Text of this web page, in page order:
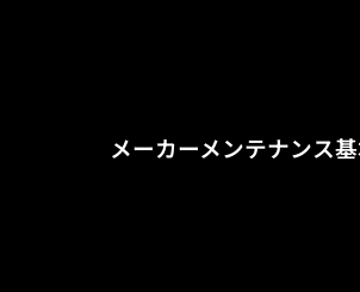
メーカーメンテナンス